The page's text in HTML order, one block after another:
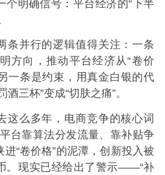
个明确信号：平台经济的“下半
条并行的逻辑值得关注：一条
方向，推动平台经济从“卷价
一条是约束，用真金白银的代
三杯”变成“切肤之痛”。
这么多年，电商竞争的核心词
平台靠算法分发流量、靠补贴争
“卷价格”的泥潭，创新投入被
。现实已经给出了警示——“补